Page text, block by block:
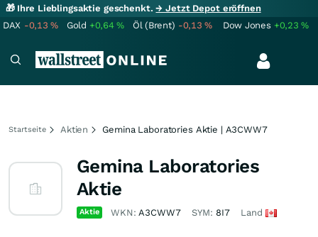
🎁 Ihre Lieblingsaktie geschenkt.→ Jetzt Depot eröffnen
DAX -0,13% Gold +0,64% Öl (Brent) -0,13% Dow Jones +0,23%
Startseite Aktien Gemina Laboratories Aktie | A3CWW7
Gemina Laboratories
Aktie
Aktie WKN:A3CWW7 SYM: 8I7 Land